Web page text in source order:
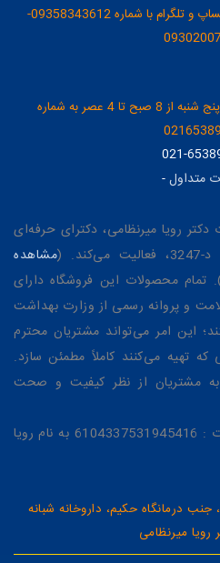
مشاوره رایگان بصورت چت در واتساپ و تلگرام با شماره 09358343612-
تماس تلفنی در روزهای شنبه تا پنج شنبه از 8 صبح تا 4 عصر به شماره
021-
متداول-
دکتر رویا میرنظامی، دکترای حرفه‌ای
(
مشاهده
تمام محصولات این فروشگاه دارای
و پروانه رسمی از وزارت بهداشت
این امر می‌تواند مشتریان محترم
تهیه می‌کنند کاملاً مطمئن سازد.
مشتریان از نظر کیفیت و صحت
شماره کارت جهت خرید محصولات : 6104337531945416 به نام رویا
درمانگاه حکیم، داروخانه شبانه
رویا میرنظامی